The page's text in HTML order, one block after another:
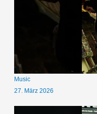
Music
27. März 2026